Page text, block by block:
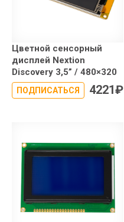
Цветной сенсорный
дисплей Nextion
Discovery 3,5” / 480×320
ПОДПИСАТЬСЯ 4221₽